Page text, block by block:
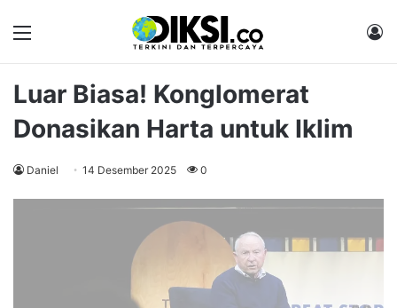
Luar Biasa! Konglomerat
Donasikan Harta untuk Iklim
Daniel 14 Desember 2025 0